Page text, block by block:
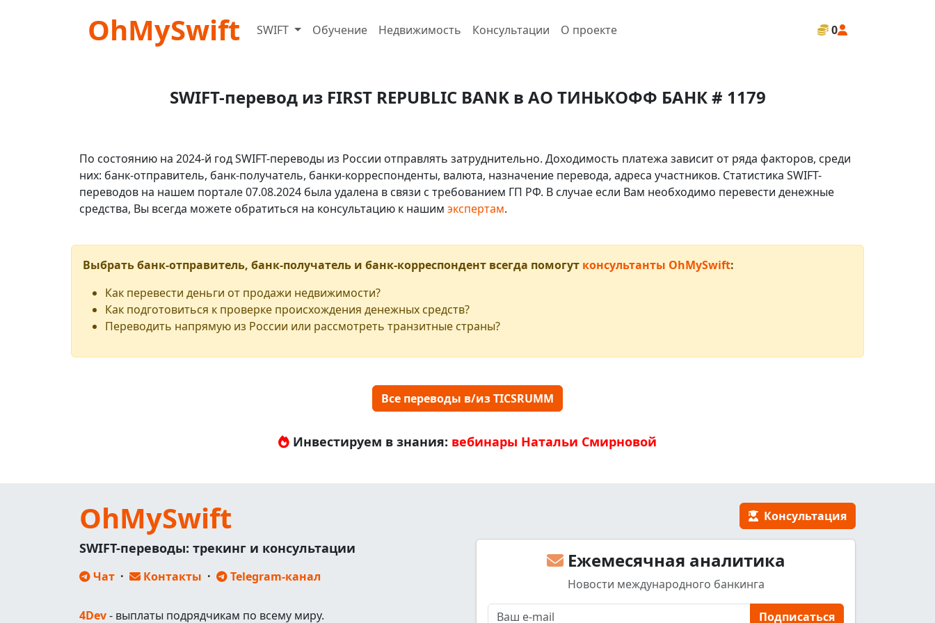
OhMySwift SWIFT Обучение Недвижимость Консультации О проекте 0
SWIFT-перевод из FIRST REPUBLIC BANK в АО ТИНЬКОФФ БАНК # 1179
По состоянию на 2024-й год SWIFT-переводы из России отправлять затруднительно. Доходимость платежа зависит от ряда факторов, среди
них: банк-отправитель, банк-получатель, банки-корреспонденты, валюта, назначение перевода, адреса участников. Статистика SWIFT-
переводов на нашем портале 07.08.2024 была удалена в связи с требованием ГП РФ. В случае если Вам необходимо перевести денежные
средства, Вы всегда можете обратиться на консультацию к нашим экспертам.
Выбрать банк-отправитель, банк-получатель и банк-корреспондент всегда помогут консультанты OhMySwift:
Как перевести деньги от продажи недвижимости?
Как подготовиться к проверке происхождения денежных средств?
Переводить напрямую из России или рассмотреть транзитные страны?
Все переводы в/из TICSRUMM
Инвестируем в знания: вебинары Натальи Смирновой
OhMySwift Консультация
SWIFT-переводы: трекинг и консультации
Чат · Контакты · Telegram-канал
4Dev- выплаты подрядчикам по всему миру.
Ежемесячная аналитика
Новости международного банкинга
Подписаться